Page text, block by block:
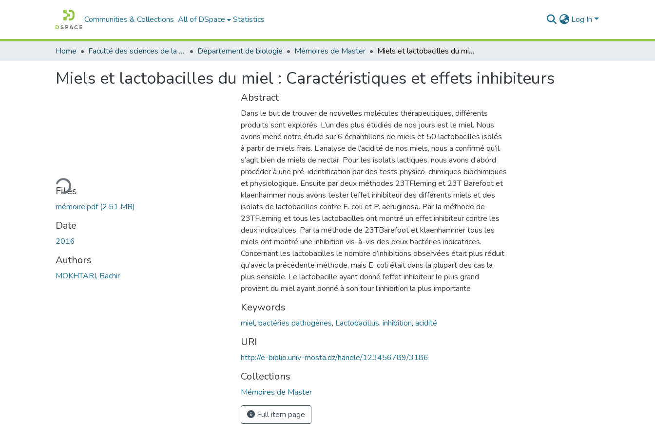
Communities & Collections All of DSpace Statistics Log In
Home Faculté des sciences de la nature et de la vie Département de biologie Mémoires de Master Miels et lactobacilles du miel : Caractéristiques et effets inhibiteurs
Miels et lactobacilles du miel : Caractéristiques et effets inhibiteurs
Loading...
Files
mémoire.pdf(2.51 MB)
Date
2016
Authors
MOKHTARI, Bachir
Abstract
Dans le but de trouver de nouvelles molécules thérapeutiques, différents
produits sont explorés. L’un des plus étudiés de nos jours est le miel. Nous
avons mené notre étude sur 6 échantillons de miels et 50 lactobacilles isolés
à partir de miels frais. L’analyse de l’acidité de nos miels, nous a confirmé qu’il
s’agit bien de miels de nectar. Pour les isolats lactiques, nous avons d’abord
procéder à une pré-identification par des tests physico-chimiques biochimiques
et physiologique. Ensuite par deux méthodes 23TFleming et 23T Barefoot et
klaenhammer nous avons tester l’effet inhibiteur des différents miels et des
isolats de lactobacilles contre E. coli et P. aeruginosa. Par la méthode de
23TFleming et tous les lactobacilles ont montré un effet inhibiteur contre les
deux indicatrices. Par la méthode de 23TBarefoot et klaenhammer tous les
miels ont montré une inhibition vis-à-vis des deux bactéries indicatrices.
Concernant les lactobacilles le nombre d’inhibitions observées était plus réduit
qu’avec la précédente méthode, mais E. coli était dans la plupart des cas la
plus sensible. Le lactobacille ayant donné l’effet inhibiteur le plus grand
provient du miel ayant donné à son tour l’inhibition la plus importante
Keywords
miel, bactéries pathogènes, Lactobacillus, inhibition, acidité
URI
http://e-biblio.univ-mosta.dz/handle/123456789/3186
Collections
Mémoires de Master
Full item page